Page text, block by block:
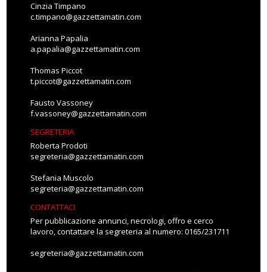
Cinzia Timpano
c.timpano@gazzettamatin.com
Arianna Papalia
a.papalia@gazzettamatin.com
Thomas Piccot
t.piccot@gazzettamatin.com
Fausto Vassoney
f.vassoney@gazzettamatin.com
SEGRETERIA
Roberta Prodoti
segreteria@gazzettamatin.com
Stefania Muscolo
segreteria@gazzettamatin.com
CONTATTACI
Per pubblicazione annunci, necrologi, offro e cerco
lavoro, contattare la segreteria al numero: 0165/231711
segreteria@gazzettamatin.com